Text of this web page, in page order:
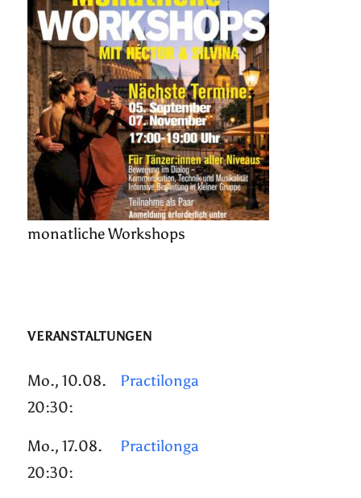
monatliche Workshops
VERANSTALTUNGEN
Mo., 10.08.
20:30:
Practilonga
Mo., 17.08.
20:30:
Practilonga